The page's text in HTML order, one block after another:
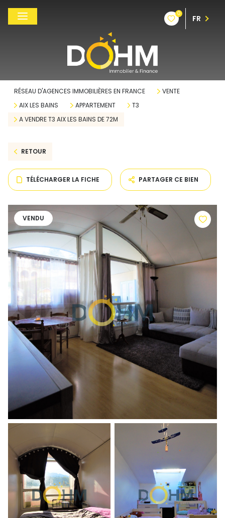
0
FR
RÉSEAU D'AGENCES IMMOBILIÈRES EN FRANCE
VENTE
AIX LES BAINS
APPARTEMENT
T3
A VENDRE T3 AIX LES BAINS DE 72M
RETOUR
TÉLÉCHARGER LA FICHE PARTAGER CE BIEN
VENDU